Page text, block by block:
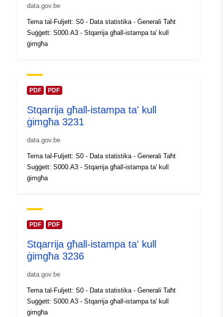
Reġistru tal-
Identifikaturi:
uriRef:
http://data.europa.eu/88u/dataset/
id
Kopertura
31 December 2009
data.gov.be
Tema tal-Fuljett: S0 - Data statistika - Ġenerali Taħt
Suġġett: S000.A3 - Stqarrija għall-istampa ta' kull
ġimgħa
PDF PDF
Stqarrija għall-istampa ta' kull
ġimgħa 3231
data.gov.be
Tema tal-Fuljett: S0 - Data statistika - Ġenerali Taħt
Suġġett: S000.A3 - Stqarrija għall-istampa ta' kull
ġimgħa
PDF PDF
Stqarrija għall-istampa ta' kull
ġimgħa 3236
data.gov.be
Tema tal-Fuljett: S0 - Data statistika - Ġenerali Taħt
Suġġett: S000.A3 - Stqarrija għall-istampa ta' kull
ġimgħa